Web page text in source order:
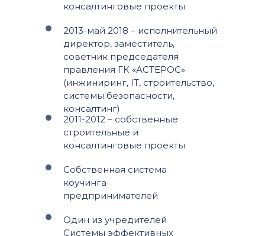
консалтинговые проекты
2013-май 2018 – исполнительный
директор, заместитель,
советник председателя
правления ГК «АСТЕРОС»
(инжиниринг, IT, строительство,
системы безопасности,
консалтинг)
2011-2012 – собственные
строительные и
консалтинговые проекты
Один из учредителей
Системы эффективных
Собственная система
коучинга
предпринимателей